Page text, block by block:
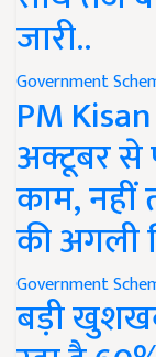
जारी..
Government
PM
अक्टूबर से
काम, नहीं
की अगली
Government
बड़ी